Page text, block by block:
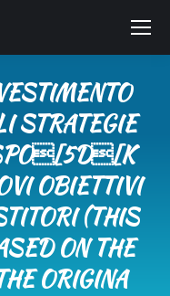
STRATEGIE
OBIETTIVI
(THIS
ON THE
ORIGINA